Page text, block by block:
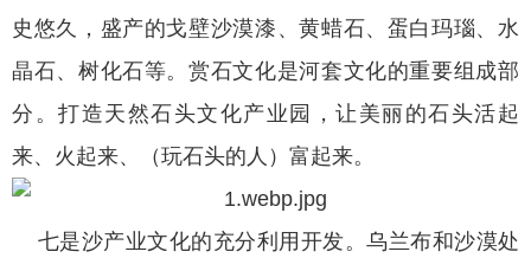
史悠久，盛产的戈壁沙漠漆、黄蜡石、蛋白玛瑙、水
晶石、树化石等。赏石文化是河套文化的重要组成部
分。打造天然石头文化产业园，让美丽的石头活起
来、火起来、（玩石头的人）富起来。
七是沙产业文化的充分利用开发。乌兰布和沙漠处